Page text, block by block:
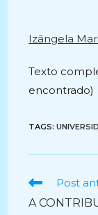
Izângela
Texto
encontrado)
TAGS:
Ler
artigos
Post
A